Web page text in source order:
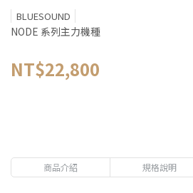
BLUESOUND
NODE 系列主力機種
NT$22,800
商品介紹 規格說明